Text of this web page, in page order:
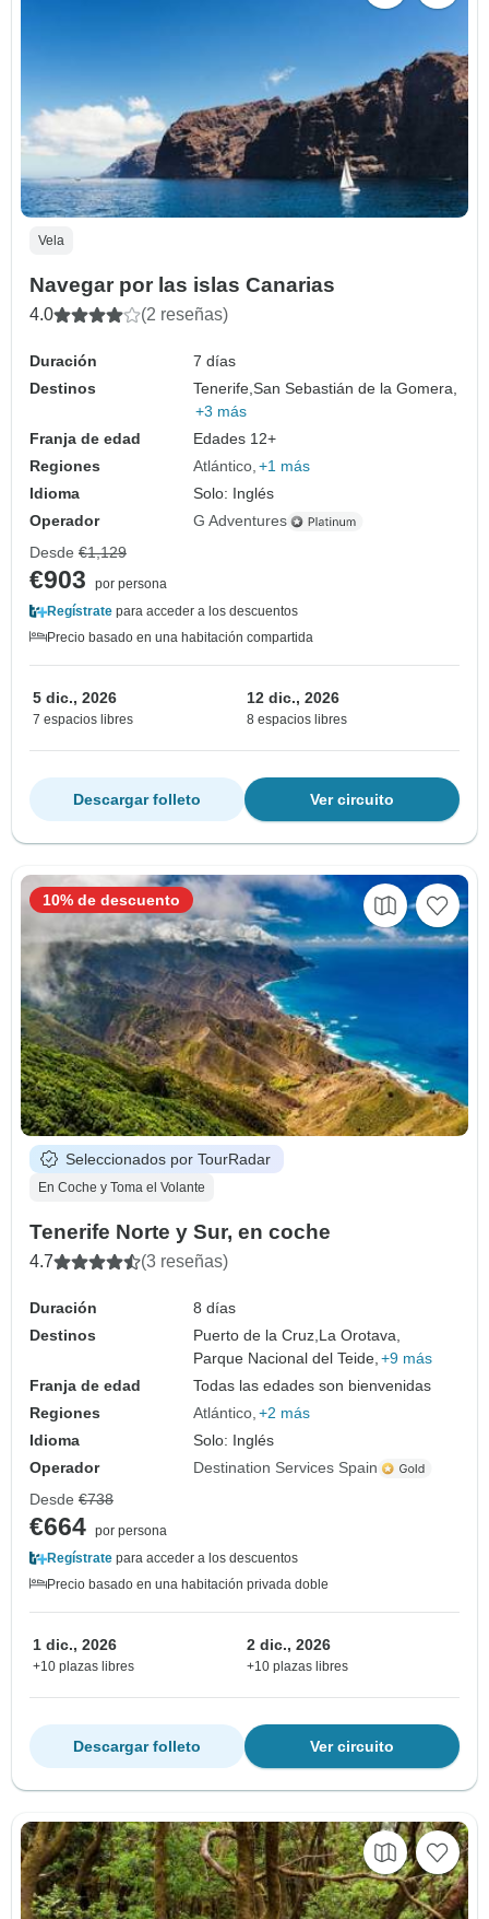
Vela
Navegar por las islas Canarias
4.0 (2 reseñas)
Duración
7 días
Destinos
Tenerife,San Sebastián de la Gomera,
+3 más
Franja de edad
Edades 12+
Regiones
Atlántico +1 más
Idioma
Solo: Inglés
Operador
G Adventures
Desde €1,129
€903
por persona
Regístrate para acceder a los descuentos
Precio basado en una habitación compartida
5 dic., 2026
7 espacios libres
12 dic., 2026
8 espacios libres
Ver circuito
Descargar folleto
Seleccionados por TourRadar
En Coche y Toma el Volante
Tenerife Norte y Sur, en coche
4.7 (3 reseñas)
Duración
8 días
Destinos
Puerto de la Cruz, La Orotava,
Parque Nacional del Teide, +9 más
Franja de edad
Todas las edades son bienvenidas
Regiones
Atlántico +2 más
Idioma
Solo: Inglés
Operador
Destination Services Spain
10% de descuento
Desde €738
€664 por persona
Regístrate para acceder a los descuentos
Precio basado en una habitación privada doble
1 dic., 2026
+10 plazas libres
2 dic., 2026
+10 plazas libres
Ver circuito
Descargar folleto